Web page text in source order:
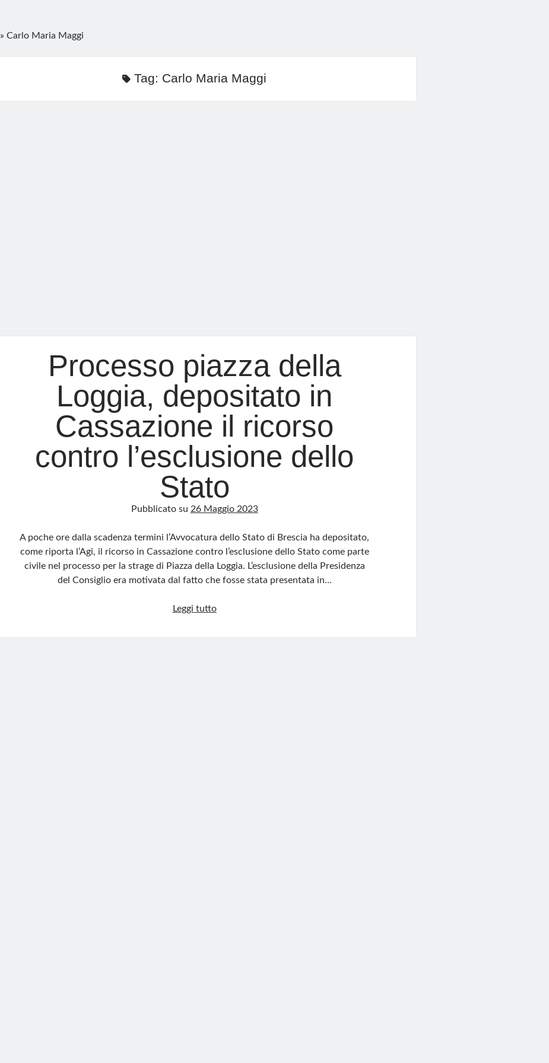
»Carlo Maria Maggi
Tag: Carlo Maria Maggi
Processo piazza della
Loggia, depositato in
Cassazione il ricorso
contro l’esclusione dello
Stato
Pubblicato su 26 Maggio 2023
A poche ore dalla scadenza termini l’Avvocatura dello Stato di Brescia ha depositato,
come riporta l’Agi, il ricorso in Cassazione contro l’esclusione dello Stato come parte
civile nel processo per la strage di Piazza della Loggia. L’esclusione della Presidenza
del Consiglio era motivata dal fatto che fosse stata presentata in…
Leggi tuttoProcesso